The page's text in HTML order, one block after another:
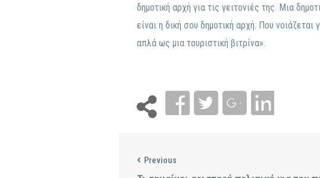
δημοτική αρχή για τις γειτονιές της. Μια
είναι η δική σου δημοτική αρχή. Που
απλά ως μια τουριστική βιτρίνα».
Previous